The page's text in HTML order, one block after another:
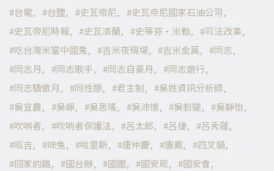
台電
台鹽 史瓦帝尼
史瓦帝尼國家石油公司
史瓦帝尼時報
史瓦濟蘭 史蒂芬·米勒
司法改革
吃台灣米當中國鬼
吉米夜現場 吉米金莫
同志
同志月
同志歌手 同志自豪月
同志遊行
同志驕傲月
同性戀 君主制
吳姓資訊分析師
吳宜農
吳崢 吳思瑤 吳沛憶 吳釗燮
吳靜怡
吹哨者
吹哨者保護法 呂太郎 呂捷
呂秀蓮
呱吉
咪兔 哈里斯 唐仲慶 唐鳳
四叉貓
回家的路
國台辦 國圖 國安局
國安會